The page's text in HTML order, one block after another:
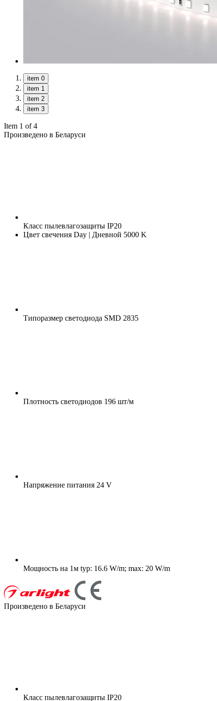
item 0
item 1
item 2
item 3
Item 1 of 4
Произведено в Беларуси
Класс пылевлагозащиты IP20
Цвет свечения Day | Дневной 5000 K
Типоразмер светодиода SMD 2835
Плотность светодиодов 196 шт/м
Напряжение питания 24 V
Мощность на 1м typ: 16.6 W/m; max: 20 W/m
Произведено в Беларуси
Класс пылевлагозащиты IP20